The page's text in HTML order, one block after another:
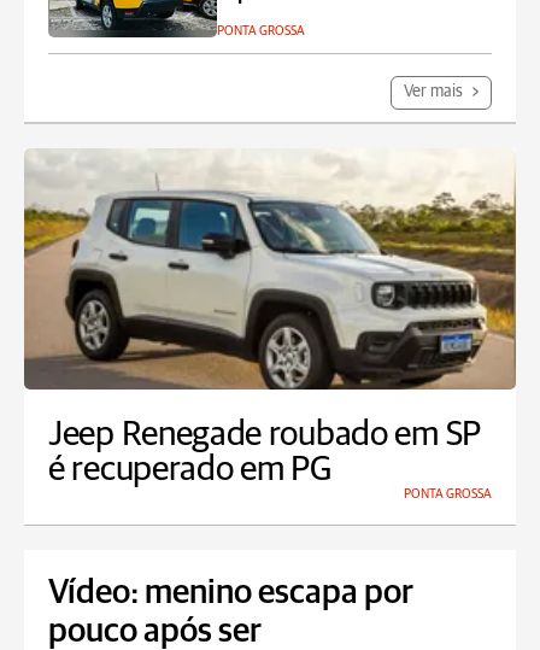
PONTA GROSSA
Ver mais
Jeep Renegade roubado em SP
é recuperado em PG
PONTA GROSSA
Vídeo: menino escapa por
pouco após ser